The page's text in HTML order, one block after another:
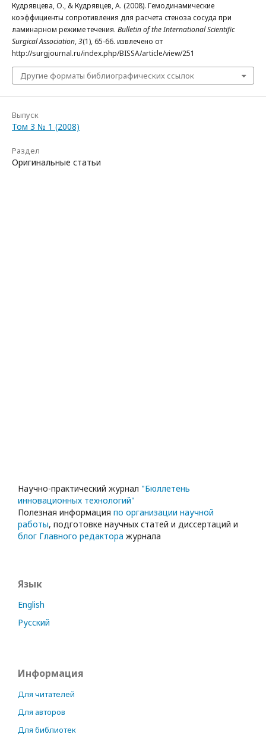
Кудрявцева, О., & Кудрявцев, А. (2008). Гемодинамические
коэффициенты сопротивления для расчета стеноза сосуда при
ламинарном режиме течения. Bulletin of the International Scientific
Surgical Association,3(1), 65-66. извлечено от
http://surgjournal.ru/index.php/BISSA/article/view/251
Другие форматы библиографических ссылок
Выпуск
Том 3 № 1 (2008)
Раздел
Оригинальные статьи
Научно-практический журнал "Бюллетень
инновационных технологий"
Полезная информация по организации научной
работы, подготовке научных статей и диссертаций и
блог Главного редактора журнала
Язык
English
Русский
Информация
Для читателей
Для авторов
Для библиотек